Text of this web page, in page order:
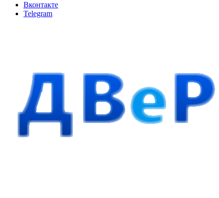
Вконтакте
Telegram